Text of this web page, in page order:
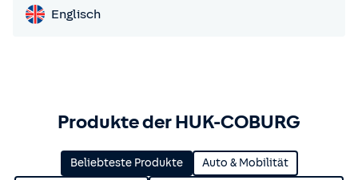
Englisch
Produkte der HUK-COBURG
Beliebteste Produkte Auto & Mobilität